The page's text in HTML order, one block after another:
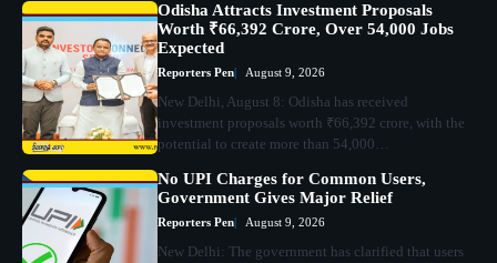
Odisha Attracts Investment Proposals
Worth ₹66,392 Crore, Over 54,000 Jobs
Expected
Reporters Pen August 9, 2026
New Delhi, August 8: Odisha has received
investment proposals worth ₹66,392 crore, with the
potential to create more than 54,000…
No UPI Charges for Common Users,
Government Gives Major Relief
Reporters Pen August 9, 2026
New Delhi: The government has clarified that users